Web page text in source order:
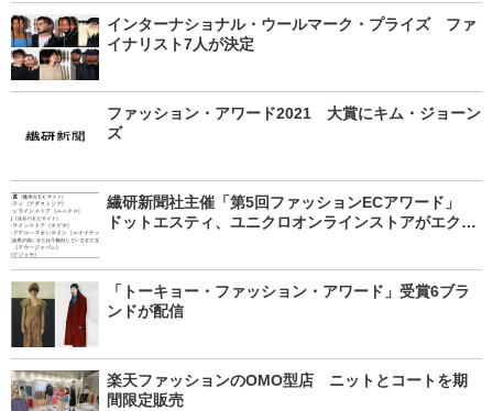
インターナショナル・ウールマーク・プライズ ファ
イナリスト7人が決定
ファッション・アワード2021 大賞にキム・ジョーン
ズ
繊研新聞社主催「第5回ファッションECアワード」
ドットエスティ、ユニクロオンラインストアがエクセ
「トーキョー・ファッション・アワード」受賞6ブラ
ンドが配信
楽天ファッションのOMO型店 ニットとコートを期
間限定販売